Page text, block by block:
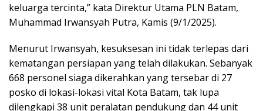
keluarga tercinta,” kata Direktur Utama PLN Batam,
Muhammad Irwansyah Putra, Kamis (9/1/2025).
Menurut Irwansyah, kesuksesan ini tidak terlepas dari
kematangan persiapan yang telah dilakukan. Sebanyak
668 personel siaga dikerahkan yang tersebar di 27
posko di lokasi-lokasi vital Kota Batam, tak lupa
dilengkapi 38 unit peralatan pendukung dan 44 unit